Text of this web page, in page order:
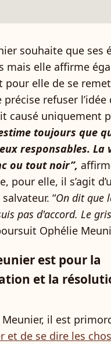
souhaite que ses
mais elle affirme
pour elle de se
refuser l’idée
causé uniquement
toujours que
responsables. La
ou tout noir”,
pour elle, il s’agit
“On dit que
pas d'accord. Le
Ophélie
est pour la
et la
il est
et de se dire les